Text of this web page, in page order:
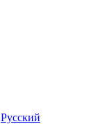
Русский